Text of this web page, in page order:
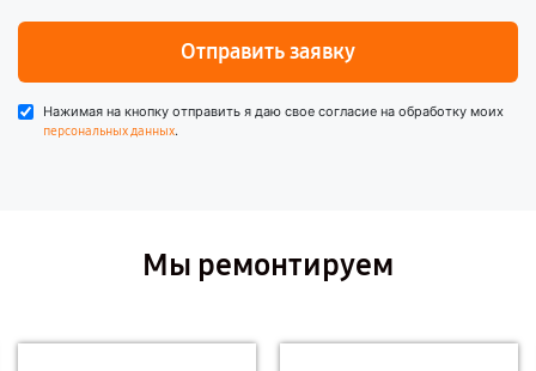
Отправить заявку
Нажимая на кнопку отправить я даю свое согласие на обработку моих
персональных данных.
Мы ремонтируем